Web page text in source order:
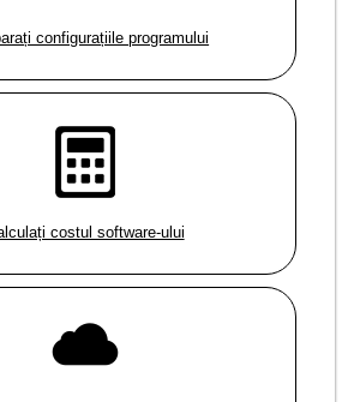
configurațiile programului
costul software-ului